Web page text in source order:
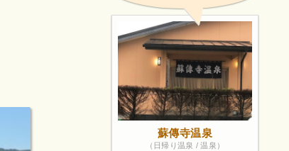
蘇傳寺温泉
（日帰り温泉 / 温泉）